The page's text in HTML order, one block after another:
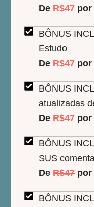
DeR$47 por
BÔNUS
Estudo
DeR$47 por
BÔNUS
atualizadas
DeR$47 por
BÔNUS
SUS
DeR$47 por
BÔNUS